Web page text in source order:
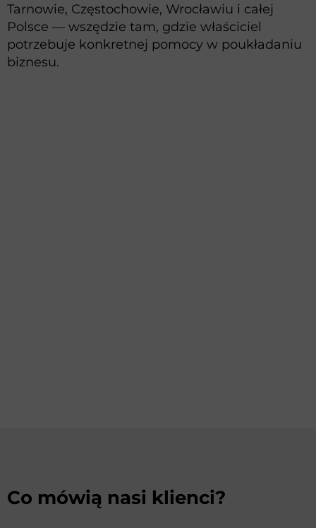
Tarnowie, Częstochowie, Wrocławiu i całej
Polsce — wszędzie tam, gdzie właściciel
potrzebuje konkretnej pomocy w poukładaniu
biznesu.
Co mówią nasi klienci?